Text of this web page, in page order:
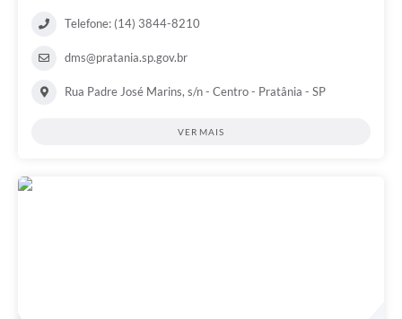
Telefone: (14) 3844-8210
dms@pratania.sp.gov.br
Rua Padre José Marins, s/n - Centro - Pratânia - SP
VER MAIS